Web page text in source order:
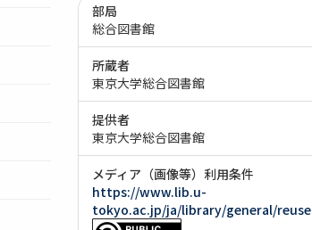
部局
総合図書館
所蔵者
東京大学総合図書館
提供者
東京大学総合図書館
メディア（画像等）利用条件
https://www.lib.u-
tokyo.ac.jp/ja/library/general/reuse